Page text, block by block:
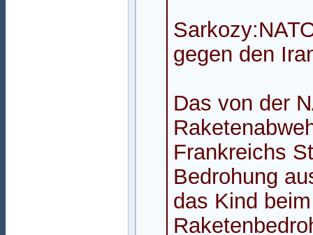
gegen den
Das von der
Frankreichs
Bedrohung
das Kind